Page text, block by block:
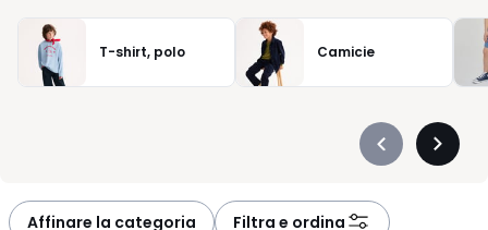
T-shirt, polo Camicie
Précédent
à
Affinare la categoria Filtra e ordina